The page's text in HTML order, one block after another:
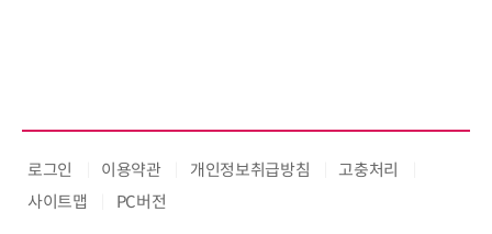
로그인 이용약관 개인정보취급방침
고충처리
사이트맵
PC버전